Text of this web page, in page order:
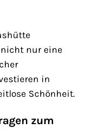
nicht nur eine
in
Schönheit.
zum